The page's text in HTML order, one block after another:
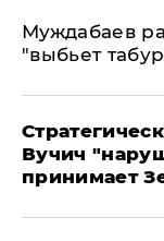
Муждабаев
"выбьет
Вучич
принимает